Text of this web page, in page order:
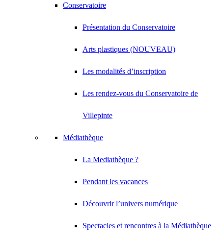
Conservatoire
Présentation du Conservatoire
Arts plastiques (NOUVEAU)
Les modalités d’inscription
Les rendez-vous du Conservatoire de
Villepinte
Médiathèque
La Mediathèque ?
Pendant les vacances
Découvrir l’univers numérique
Spectacles et rencontres à la Médiathèque